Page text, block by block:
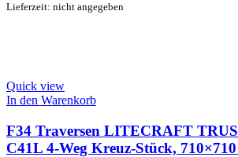
Lieferzeit: nicht angegeben
Quick view
In den Warenkorb
F34 Traversen LITECRAFT
C41L 4-Weg Kreuz-Stück,